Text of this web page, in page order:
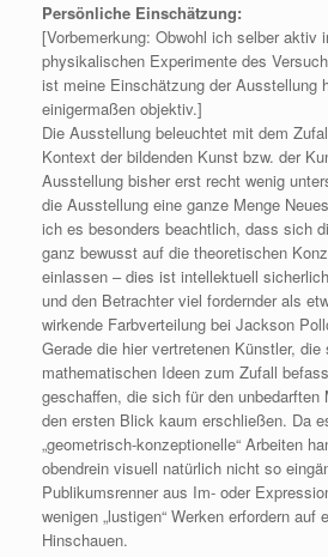
Persönliche Einschätzung:
[Vorbemerkung: Obwohl ich selber aktiv
physikalischen Experimente des
ist meine Einschätzung der Ausstellung
einigermaßen objektiv.]
Die Ausstellung beleuchtet mit dem
Kontext der bildenden Kunst bzw. der
Ausstellung bisher erst recht wenig
die Ausstellung eine ganze Menge
ich es besonders beachtlich, dass sich
ganz bewusst auf die theoretischen
einlassen – dies ist intellektuell
und den Betrachter viel fordernder als
wirkende Farbverteilung bei Jackson
Gerade die hier vertretenen Künstler,
mathematischen Ideen zum Zufall
geschaffen, die sich für den unbedarften
den ersten Blick kaum erschließen. Da
„geometrisch-konzeptionelle“ Arbeiten
obendrein visuell natürlich nicht so
Publikumsrenner aus Im- oder
wenigen „lustigen“ Werken erfordern auf
Hinschauen.